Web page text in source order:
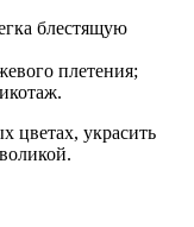
блестящую
плетения;
цветах, украсить